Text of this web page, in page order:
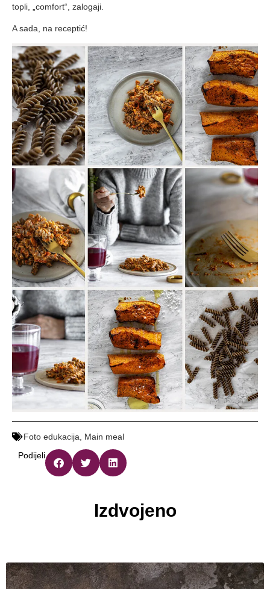
topli, „comfort“, zalogaji.
A sada, na receptić!
Foto edukacija
Main meal
Podijeli
Izdvojeno